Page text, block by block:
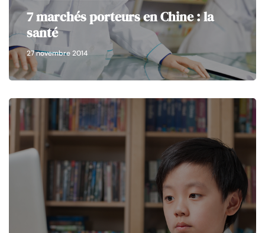
7 marchés porteurs en Chine : la
santé
27 novembre 2014